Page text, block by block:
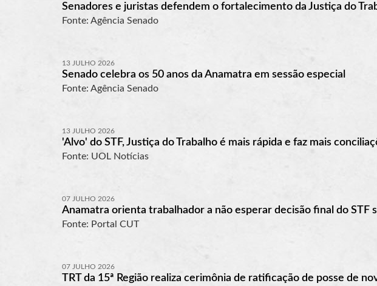
Senadores e juristas defendem o fortalecimento da Justiça do
Fonte: Agência Senado
13 JULHO 2026
Senado celebra os 50 anos da Anamatra em sessão especial
Fonte: Agência Senado
13 JULHO 2026
'Alvo' do STF, Justiça do Trabalho é mais rápida e faz mais
Fonte: UOL Notícias
07 JULHO 2026
Anamatra orienta trabalhador a não esperar decisão final do STF
Fonte: Portal CUT
07 JULHO 2026
TRT da 15ª Região realiza cerimônia de ratificação de posse de